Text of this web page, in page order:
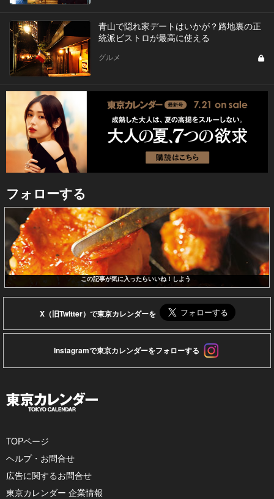
青山で隠れ家デートはいかが？路地裏の正
統派ビストロが最高に使える
グルメ
フォローする
この記事が気に入ったらいいね！しよう
X（旧Twitter）で東京カレンダーを
Instagramで東京カレンダーをフォローする
TOPページ
ヘルプ・お問合せ
広告に関するお問合せ
東京カレンダー 企業情報